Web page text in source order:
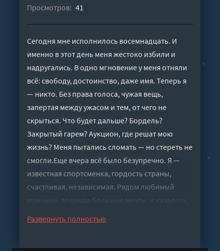
Просмотров: 41
Сегодня мне исполнилось восемнадцать. И
именно в этот день меня жестоко избили и
надругались. В одно мгновение у меня отняли
всё: свободу, достоинство, даже имя. Теперь я
— никто. Без права голоса, чужая вещь,
запертая между ужасом и тем, от чего не
скрыться. Что будет дальше? Бордель?
Закрытый гарем? Аукцион, где решат мою
жизнь? Меня пытались сломать — но стереть не
смогли.Еще вчера всё было безупречно. Я —
известная спортсменка, гордость страны,
счастливая, независимая. Рядом любимый
мужчина, впереди большие мечты, и казалось,
Развернуть полностью